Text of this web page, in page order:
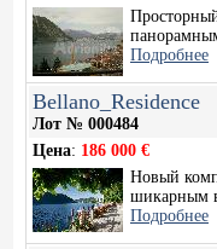
Подробнее
Bellano_Residence
Лот № 000484
Цена: 186 000 €
Новый
шикарным
Подробнее